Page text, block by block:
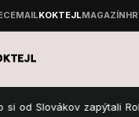
Slovákov zapýtali